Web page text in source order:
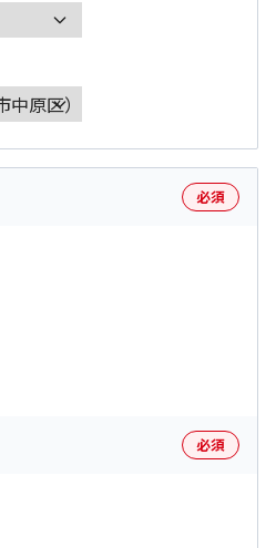
必須
必須